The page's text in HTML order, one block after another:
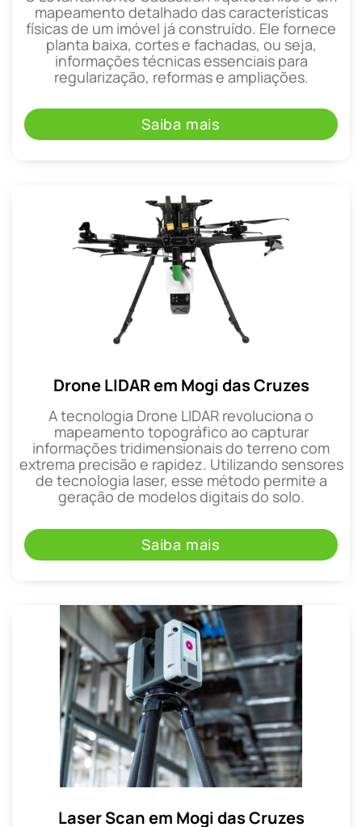
mapeamento detalhado das características
físicas de um imóvel já construído. Ele fornece
planta baixa, cortes e fachadas, ou seja,
informações técnicas essenciais para
regularização, reformas e ampliações.
Saiba mais
Drone LIDAR em Mogi das Cruzes
A tecnologia Drone LIDAR revoluciona o
mapeamento topográfico ao capturar
informações tridimensionais do terreno com
extrema precisão e rapidez. Utilizando sensores
de tecnologia laser, esse método permite a
geração de modelos digitais do solo.
Saiba mais
Laser Scan em Mogi das Cruzes